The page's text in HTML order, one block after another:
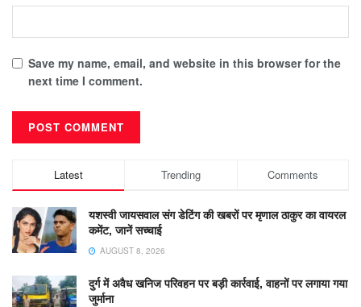
Save my name, email, and website in this browser for the
next time I comment.
Latest Trending Comments
यशस्वी जायसवाल संग डेटिंग की खबरों पर मृणाल ठाकुर का वायरल
कमेंट, जानें सच्चाई
AUGUST 8, 2026
दुर्ग में अवैध खनिज परिवहन पर बड़ी कार्रवाई, वाहनों पर लगाया गया
जुर्माना